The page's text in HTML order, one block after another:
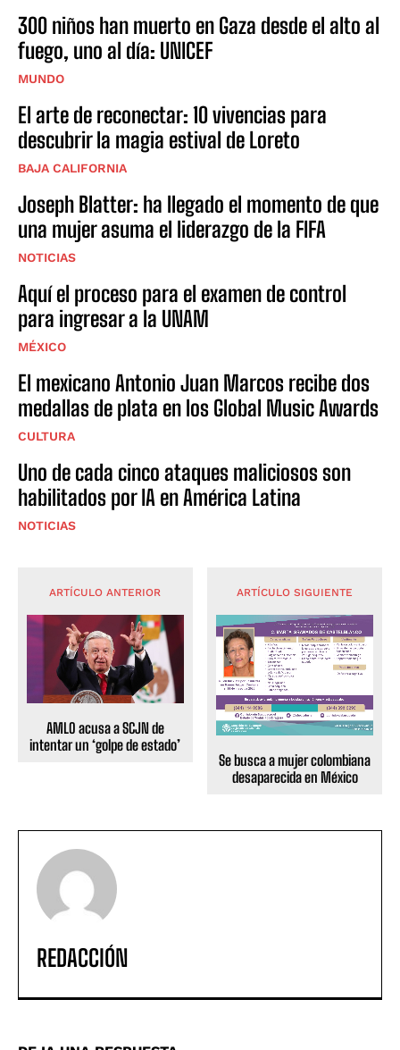
300 niños han muerto en Gaza desde el alto al
fuego, uno al día: UNICEF
MUNDO
El arte de reconectar: 10 vivencias para
descubrir la magia estival de Loreto
BAJA CALIFORNIA
Joseph Blatter: ha llegado el momento de que
una mujer asuma el liderazgo de la FIFA
NOTICIAS
Aquí el proceso para el examen de control
para ingresar a la UNAM
MÉXICO
El mexicano Antonio Juan Marcos recibe dos
medallas de plata en los Global Music Awards
CULTURA
Uno de cada cinco ataques maliciosos son
habilitados por IA en América Latina
NOTICIAS
ARTÍCULO ANTERIOR
AMLO acusa a SCJN de
intentar un ‘golpe de estado’
ARTÍCULO SIGUIENTE
Se busca a mujer colombiana
desaparecida en México
REDACCIÓN